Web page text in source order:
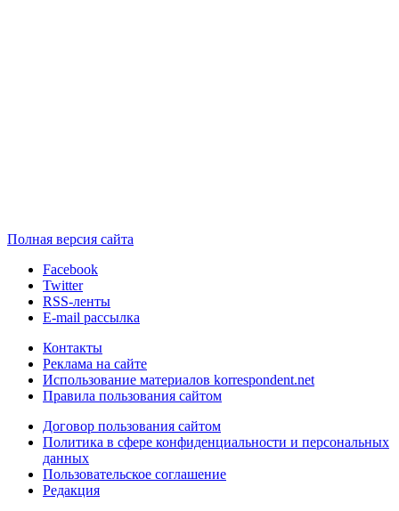
Полная версия сайта
Facebook
Twitter
RSS-ленты
E-mail рассылка
Контакты
Реклама на сайте
Использование материалов korrespondent.net
Правила пользования сайтом
Договор пользования сайтом
Политика в сфере конфиденциальности и персональных
данных
Пользовательское соглашение
Редакция